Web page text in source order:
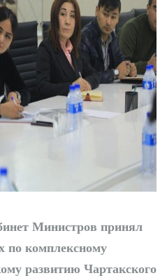
Министров принял
по комплексному
развитию Чартакского